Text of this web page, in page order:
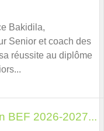
Bakidila,
Senior et coach des
réussite au diplôme
BEF 2026-2027...